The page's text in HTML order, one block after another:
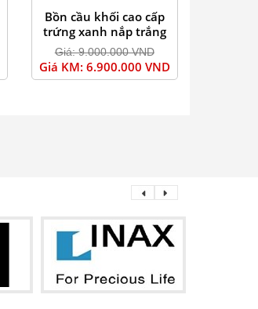
Bồn cầu khối cao cấp
trứng xanh nắp trắng
Giá: 9.000.000 VND
Giá KM: 6.900.000 VND